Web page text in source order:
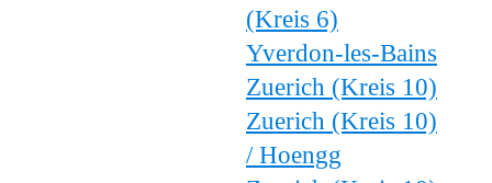
(Kreis 6)
Yverdon-les-Bains
Zuerich (Kreis 10)
Zuerich (Kreis 10)
/ Hoengg